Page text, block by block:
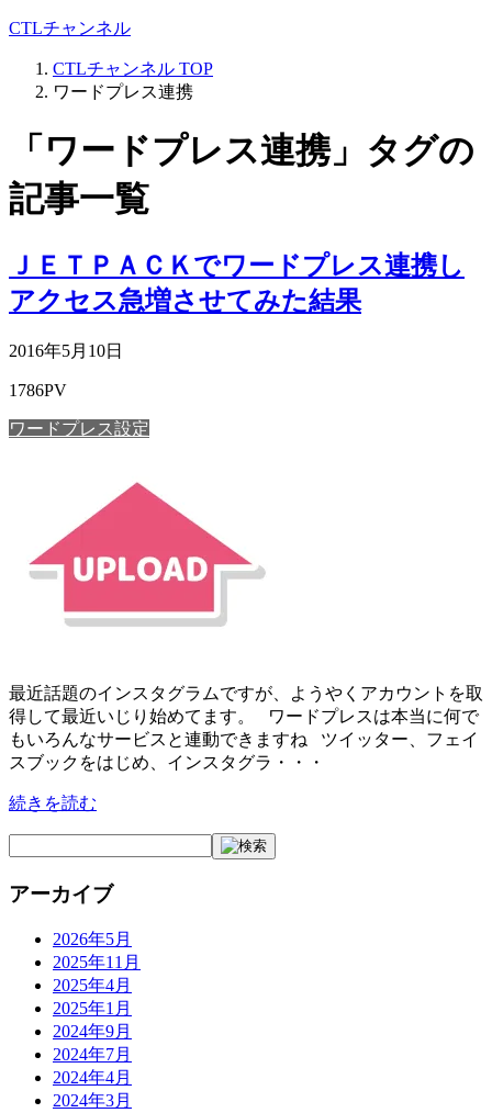
CTLチャンネル
CTLチャンネル TOP
ワードプレス連携
「ワードプレス連携」タグの
記事一覧
ＪＥＴＰＡＣＫでワードプレス連携し
アクセス急増させてみた結果
2016年5月10日
1786PV
ワードプレス設定
最近話題のインスタグラムですが、ようやくアカウントを取
得して最近いじり始めてます。 ワードプレスは本当に何で
もいろんなサービスと連動できますね ツイッター、フェイ
スブックをはじめ、インスタグラ・・・
続きを読む
アーカイブ
2026年5月
2025年11月
2025年4月
2025年1月
2024年9月
2024年7月
2024年4月
2024年3月